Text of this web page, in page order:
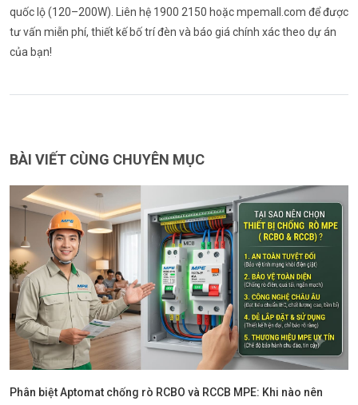
quốc lộ (120–200W). Liên hệ 1900 2150 hoặc mpemall.com để được
tư vấn miễn phí, thiết kế bố trí đèn và báo giá chính xác theo dự án
của bạn!
BÀI VIẾT CÙNG CHUYÊN MỤC
Phân biệt Aptomat chống rò RCBO và RCCB MPE: Khi nào nên